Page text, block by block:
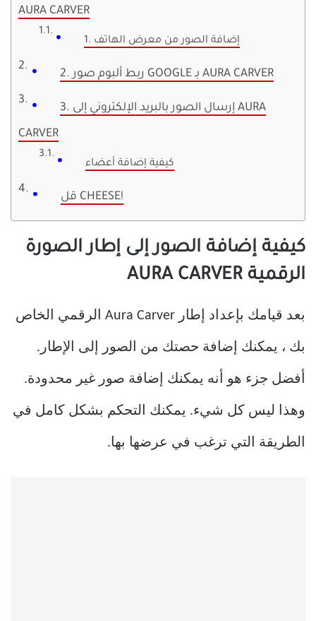
AURA CARVER
1. إضافة الصور من معرض الهاتف
2. ربط ألبوم صور GOOGLE بـ AURA CARVER
3. إرسال الصور بالبريد الإلكتروني إلى AURA
CARVER
كيفية إضافة أعضاء
قل CHEESE!
كيفية إضافة الصور إلى إطار الصورة
الرقمية AURA CARVER
بعد قيامك بإعداد إطار Aura Carver الرقمي الخاص
بك ، يمكنك إضافة حصتك من الصور إلى الإطار.
أفضل جزء هو أنه يمكنك إضافة صور غير محدودة.
وهذا ليس كل شيء. يمكنك التحكم بشكل كامل في
الطريقة التي ترغب في عرضها بها.